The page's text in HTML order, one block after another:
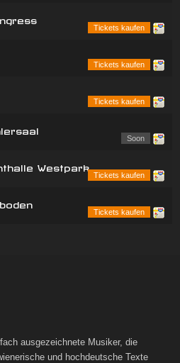
Tickets kaufen
Tickets kaufen
Tickets kaufen
Soon
Westpark
Tickets kaufen
Tickets kaufen
ausgezeichnete Musiker, die
und hochdeutsche Texte